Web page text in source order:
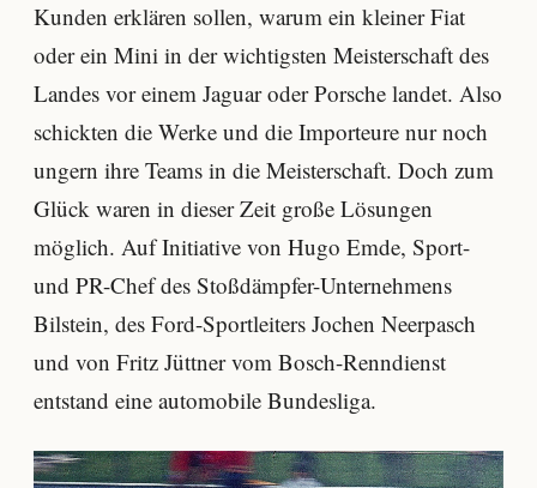
Kunden erklären sollen, warum ein kleiner Fiat
oder ein Mini in der wichtigsten Meisterschaft des
Landes vor einem Jaguar oder Porsche landet. Also
schickten die Werke und die Importeure nur noch
ungern ihre Teams in die Meisterschaft. Doch zum
Glück waren in dieser Zeit große Lösungen
möglich. Auf Initiative von Hugo Emde, Sport-
und PR-Chef des Stoßdämpfer-Unternehmens
Bilstein, des Ford-Sportleiters Jochen Neerpasch
und von Fritz Jüttner vom Bosch-Renndienst
entstand eine automobile Bundesliga.